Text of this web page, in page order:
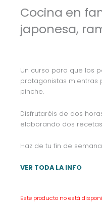
Cocina en
japonesa,
Un curso para que los
protagonistas mientras
pinche.
Disfrutaréis de dos
elaborando dos
Haz de tu fin de
VER TODA LA INFO
Este producto no está